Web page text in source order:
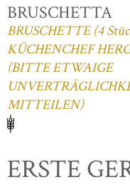
BRUSCHETTA
BRUSCHETTE (4
KÜCHENCHEF
(BITTE ETWAIGE
MITTEILEN)
ERSTE